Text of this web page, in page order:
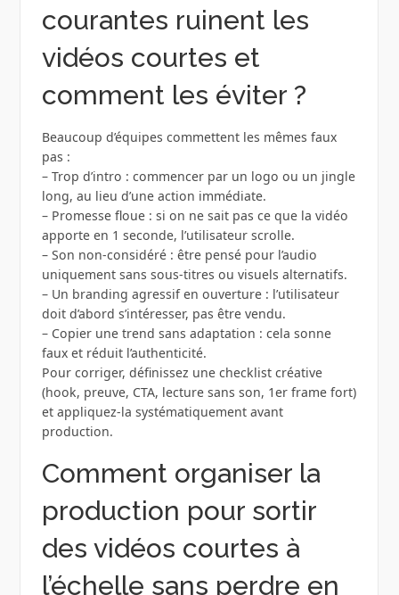
courantes ruinent les
vidéos courtes et
comment les éviter ?
Beaucoup d’équipes commettent les mêmes faux
pas :
– Trop d’intro : commencer par un logo ou un jingle
long, au lieu d’une action immédiate.
– Promesse floue : si on ne sait pas ce que la vidéo
apporte en 1 seconde, l’utilisateur scrolle.
– Son non-considéré : être pensé pour l’audio
uniquement sans sous-titres ou visuels alternatifs.
– Un branding agressif en ouverture : l’utilisateur
doit d’abord s’intéresser, pas être vendu.
– Copier une trend sans adaptation : cela sonne
faux et réduit l’authenticité.
Pour corriger, définissez une checklist créative
(hook, preuve, CTA, lecture sans son, 1er frame fort)
et appliquez-la systématiquement avant
production.
Comment organiser la
production pour sortir
des vidéos courtes à
l’échelle sans perdre en